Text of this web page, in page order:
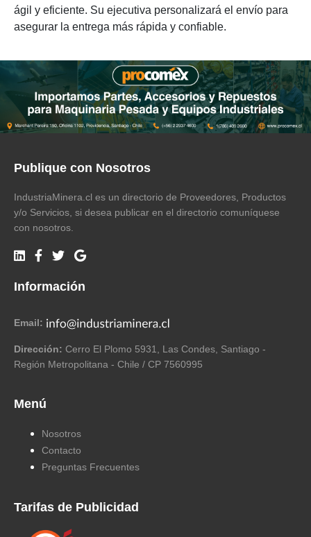
ágil y eficiente. Su ejecutiva personalizará el envío para
asegurar la entrega más rápida y confiable.
Publique con Nosotros
IndustriaMinera.cl es un directorio de Proveedores, Productos
y/o Servicios, si desea publicar en el directorio comuníquese
con nosotros.
Información
Email:
Dirección: Cerro El Plomo 5931, Las Condes, Santiago -
Región Metropolitana - Chile / CP 7560995
Menú
Nosotros
Contacto
Preguntas Frecuentes
Tarifas de Publicidad